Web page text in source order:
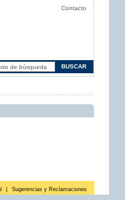
Contacto
Sugerencias y Reclamaciones